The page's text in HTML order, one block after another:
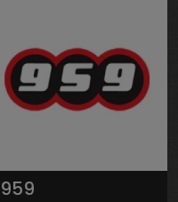
959